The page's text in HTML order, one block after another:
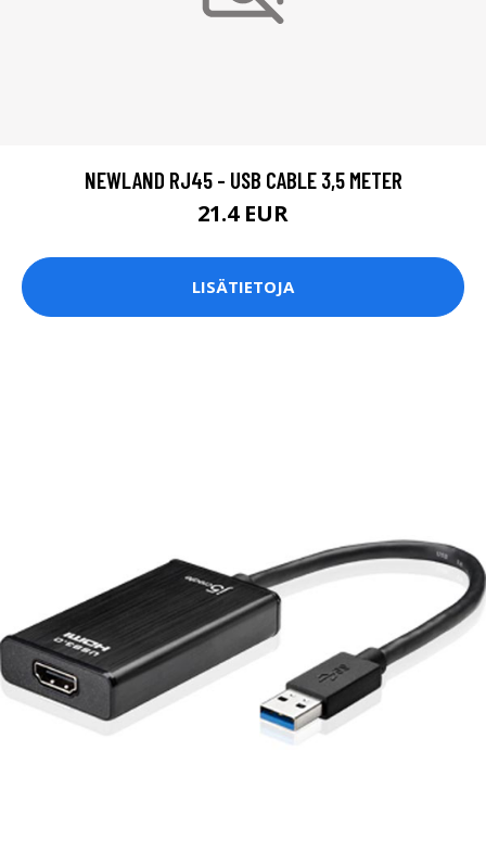
NEWLAND RJ45 - USB CABLE 3,5 METER
21.4 EUR
LISÄTIETOJA